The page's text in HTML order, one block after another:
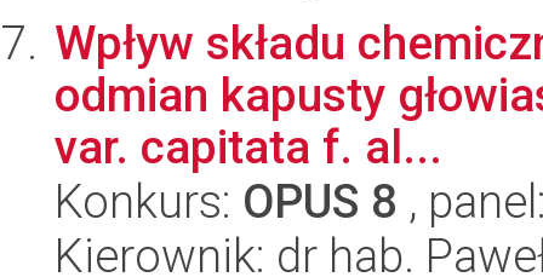
Wpływ składu
odmian kapusty
var. capitata f. al...
Konkurs: OPUS 8 ,
Kierownik: dr hab.